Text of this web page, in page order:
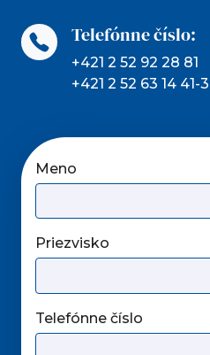
Telefónne číslo:
+421 2 52 92 28 81
+421 2 52 63 14 41-3
Meno
Priezvisko
Telefónne číslo